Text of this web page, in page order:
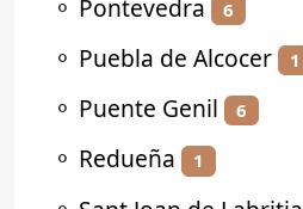
⚬ Pontevedra 6
⚬ Puebla de Alcocer 1
⚬ Puente Genil 6
⚬ Redueña 1